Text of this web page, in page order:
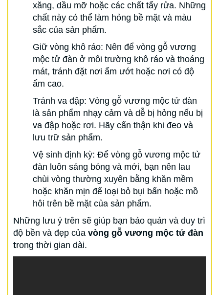
xăng, dầu mỡ hoặc các chất tẩy rửa. Những
chất này có thể làm hỏng bề mặt và màu
sắc của sản phẩm.
Giữ vòng khô ráo: Nên để vòng gỗ vương
mộc tử đàn ở môi trường khô ráo và thoáng
mát, tránh đặt nơi ẩm ướt hoặc nơi có độ
ẩm cao.
Tránh va đập: Vòng gỗ vương mộc tử đàn
là sản phẩm nhạy cảm và dễ bị hỏng nếu bị
va đập hoặc rơi. Hãy cẩn thận khi đeo và
lưu trữ sản phẩm.
Vệ sinh định kỳ: Để vòng gỗ vương mộc tử
đàn luôn sáng bóng và mới, bạn nên lau
chùi vòng thường xuyên bằng khăn mềm
hoặc khăn mịn để loại bỏ bụi bẩn hoặc mồ
hôi trên bề mặt của sản phẩm.
Những lưu ý trên sẽ giúp bạn bảo quản và duy trì
độ bền và đẹp của vòng gỗ vương mộc tử đàn
trong thời gian dài.